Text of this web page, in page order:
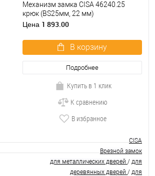
Механизм замка CISA 46240.25
крюк (BS25мм, 22 мм)
нержавеющая сталь
Цена 1 893.00
В корзину
Подробнее
Купить в 1 клик
К сравнению
В избранное
CISA
Врезной замок
для металлических дверей / для
деревянных дверей / для